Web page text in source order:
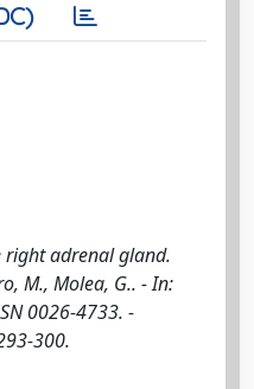
right adrenal gland.
M., Molea, G.. - In:
0026-4733. -
300.